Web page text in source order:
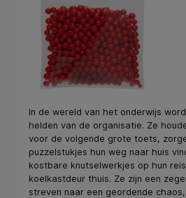
In de wereld van het onderwijs
helden van de organisatie. Ze
voor de volgende grote toets,
puzzelstukjes hun weg naar huis
kostbare knutselwerkjes op hun
koelkastdeur thuis. Ze zijn een
streven naar een geordende